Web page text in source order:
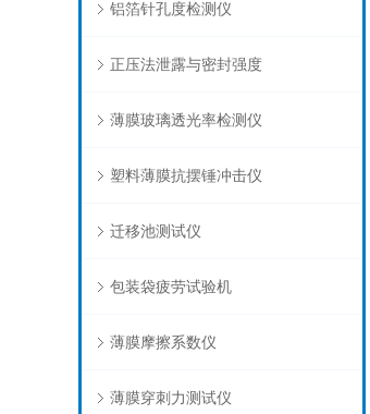
铝箔针孔度检测仪
正压法泄露与密封强度
薄膜玻璃透光率检测仪
塑料薄膜抗摆锤冲击仪
迁移池测试仪
包装袋疲劳试验机
薄膜摩擦系数仪
薄膜穿刺力测试仪